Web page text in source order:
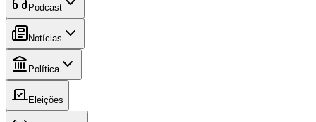
Podcast
Notícias
Política
Eleições